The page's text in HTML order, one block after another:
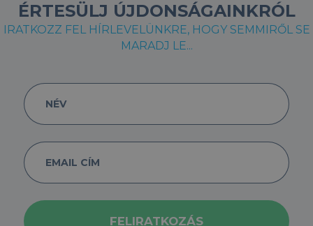
ÉRTESÜLJ ÚJDONSÁGAINKRÓL
IRATKOZZ FEL HÍRLEVELÜNKRE, HOGY SEMMIRŐL SE
MARADJ LE...